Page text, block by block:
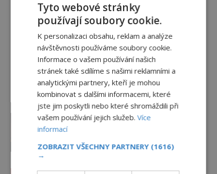
Kamenní giganti z Baalbeku: Jak
se podařilo přesunout bloky o
hmotnosti stovek tun?
31.7.2026 3.3TIS
Rosslynská kaple: Chrám, který
dodnes střeží svá největší
tajemství
30.7.2026 3.5TIS
Zmizelo pohádkové bohatství
templářského řádu do
PREMIUM 29.7.2026 3.3TIS
Tyto webové stránky
používají soubory cookie.
K personalizaci obsahu, reklam a analýze
návštěvnosti používáme soubory cookie.
Informace o vašem používání našich
stránek také sdílíme s našimi reklamními a
analytickými partnery, kteří je mohou
kombinovat s dalšími informacemi, které
jste jim poskytli nebo které shromáždili při
vašem používání jejich služeb.Více
informací
ZOBRAZIT VŠECHNY PARTNERY (1616)
→